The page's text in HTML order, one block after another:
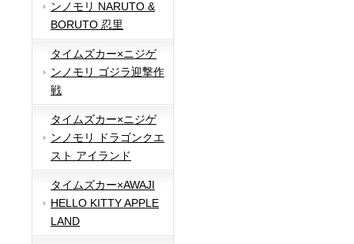
ンノモリ NARUTO &
BORUTO 忍里
タイムズカー×ニジゲ
ンノモリ ゴジラ迎撃作
戦
タイムズカー×ニジゲ
ンノモリ ドラゴンクエ
スト アイランド
タイムズカー×AWAJI
HELLO KITTY APPLE
LAND